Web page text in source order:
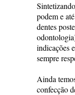
podem e
dentes
indicações
sempre
Ainda
confecção